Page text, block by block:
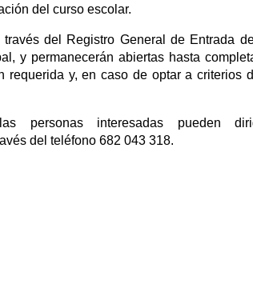
del curso escolar.
del Registro General de Entrada
y permanecerán abiertas hasta
requerida y, en caso de optar a criterios
personas interesadas pueden
del teléfono 682 043 318.